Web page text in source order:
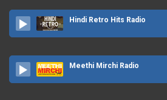
Hindi Retro Hits Radio
Meethi Mirchi Radio